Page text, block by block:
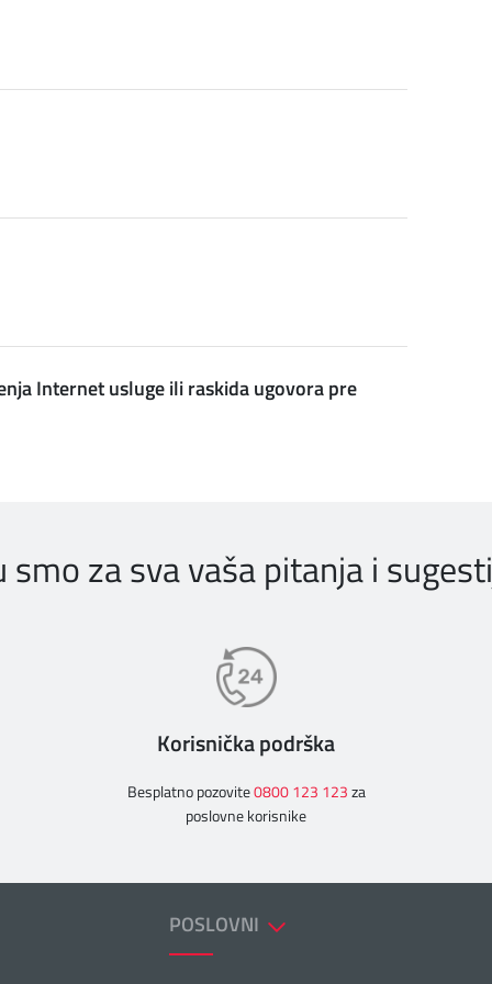
Internet usluge ili raskida ugovora pre
smo za sva vaša pitanja i
Korisnička podrška
Besplatno pozovite0800 123 123za
poslovne korisnike
POSLOVNI